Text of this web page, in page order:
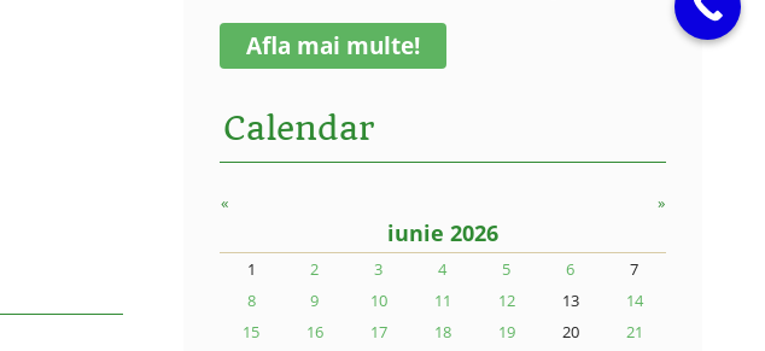
Afla mai multe!
Calendar
« »
iunie 2026
1 2 3 4 5 6
7
8
9 10 11 12 13
14
15
16 17 18 19 20
21